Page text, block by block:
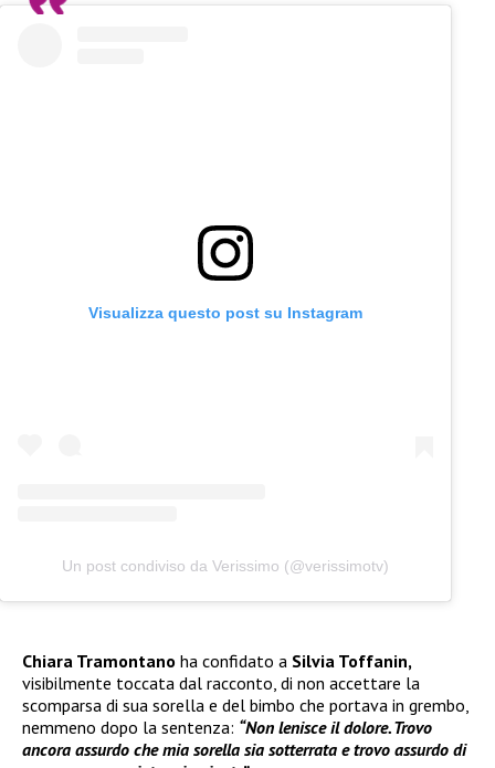
Visualizza questo post su Instagram
Un post condiviso da Verissimo (@verissimotv)
Chiara Tramontano ha confidato a Silvia Toffanin,
visibilmente toccata dal racconto, di non accettare la
scomparsa di sua sorella e del bimbo che portava in grembo,
nemmeno dopo la sentenza: “Non lenisce il dolore. Trovo
ancora assurdo che mia sorella sia sotterrata e trovo assurdo di